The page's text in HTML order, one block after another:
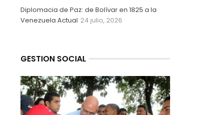
Diplomacia de Paz: de Bolívar en 1825 a la
Venezuela Actual 24 julio, 2026
GESTION SOCIAL